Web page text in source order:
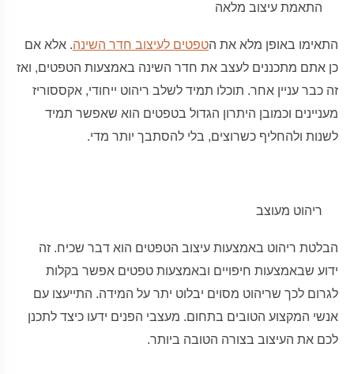
התאמת עיצוב מלאה
התאימו באופן מלא את הטפטים לעיצוב חדר השינה. אלא אם
כן אתם מתכננים לעצב את חדר השינה באמצעות הטפטים, ואז
זה כבר עניין אחר. תוכלו תמיד לשלב ריהוט ייחודי, אקססוריז
מעניינים וכמובן היתרון הגדול בטפטים הוא שאפשר תמיד
לשנות ולהחליף כשרוצים, בלי להסתבך יותר מדי.
ריהוט מעוצב
הבלטת ריהוט באמצעות עיצוב הטפטים הוא דבר שכיח. זה
ידוע שבאמצעות חיפויים ובאמצעות טפטים אפשר בקלות
לגרום לכך שריהוט מסוים יבלוט יתר על המידה. התייעצו עם
אנשי המקצוע הטובים בתחום. מעצבי הפנים ידעו כיצד לתכנן
לכם את העיצוב בצורה הטובה ביותר.